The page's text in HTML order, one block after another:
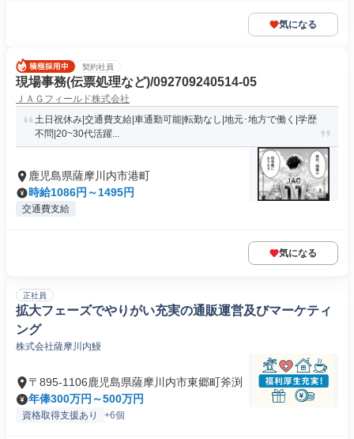
気になる
契約社員
現場事務(伝票処理など)/092709240514-05
ＪＡＧフィールド株式会社
土日祝休み|交通費支給|車通勤可能|転勤なし|地元･地方で働く|学歴
不問|20~30代活躍...
鹿児島県薩摩川内市港町
時給1086円～1495円
交通費支給
気になる
正社員
拡大フェーズでやりがい充実の通販運営及びマーケティ
ング
株式会社薩摩川内鰻
〒895-1106鹿児島県薩摩川内市東郷町斧渕
年俸300万円～500万円
資格取得支援あり +6個